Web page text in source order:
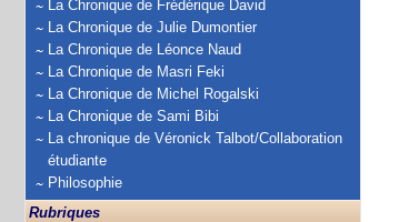
La Chronique de Frédérique David
La Chronique de Julie Dumontier
La Chronique de Léonce Naud
La Chronique de Masri Feki
La Chronique de Michel Rogalski
La Chronique de Sami Bibi
La chronique de Véronick Talbot/Collaboration
étudiante
Philosophie
Rubriques